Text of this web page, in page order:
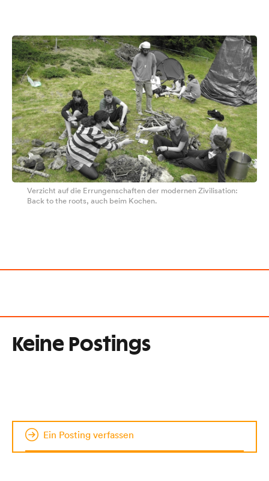
Verzicht auf die Errungenschaften der modernen Zivilisation:
Back to the roots, auch beim Kochen.
Keine Postings
Ein Posting verfassen